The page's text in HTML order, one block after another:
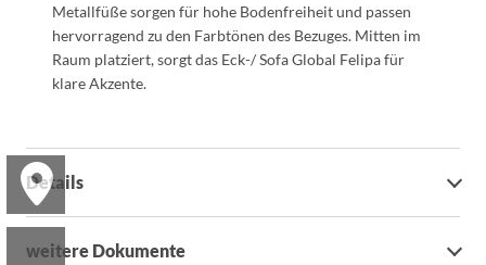
Metallfüße sorgen für hohe Bodenfreiheit und passen
hervorragend zu den Farbtönen des Bezuges. Mitten im
Raum platziert, sorgt das Eck-/ Sofa Global Felipa für
klare Akzente.
Details
weitere Dokumente